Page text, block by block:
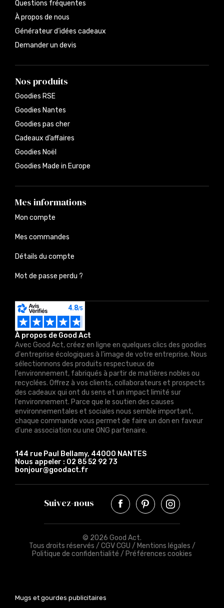
À propos de Good Act
Avec Good Act, créez en ligne en quelques clics des goodies
d'entreprise écologiques à l'image de votre entreprise. Nous
sélectionnons des produits respectueux de
l'environnement, fabriqués à partir de matières nobles ou
recyclées. Offrez à vos clients, collaborateurs et prospects
des cadeaux qui ont du sens et un impact limité sur
l'environnement. Parce que le soutien des causes
environnementales et sociales nous semble important,
chaque commande vous permet de faire un don en faveur
d'une association ou une ONG partenaire.
144 rue Paul Bellamy, 44000 NANTES
Nous appeler : 02 85 52 92 73
bonjour@goodact.fr
Questions fréquentes
À propos de nous
Générateur d’idées cadeaux
Demander un devis
Nos produits
Goodies RSE
Goodies Nantes
Goodies pas cher
Cadeaux d’affaires
Goodies Noël
Goodies Made in Europe
Mes informations
Mon compte
Mes commandes
Détails du compte
Mot de passe perdu ?
Suivez-nous
© 2026 Good Act.
Tous droits réservés / CGV CGU / Mentions légales /
Politique de confidentialité / Préférences cookies
Mugs et gourdes publicitaires